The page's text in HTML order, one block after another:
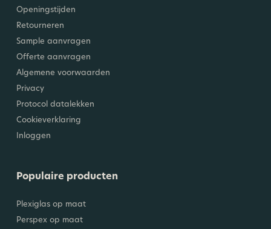
Openingstijden
Retourneren
Sample aanvragen
Offerte aanvragen
Algemene voorwaarden
Privacy
Protocol datalekken
Cookieverklaring
Inloggen
Populaire producten
Plexiglas op maat
Perspex op maat